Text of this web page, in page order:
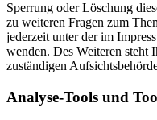
Sperrung oder Löschung
zu weiteren Fragen zum
jederzeit unter der im
wenden. Des Weiteren steht
zuständigen
Analyse-Tools und